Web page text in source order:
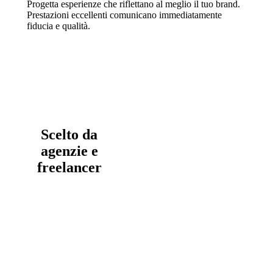
Progetta esperienze che riflettano al meglio il tuo brand.
Prestazioni eccellenti comunicano immediatamente
fiducia e qualità.
Scelto da
agenzie e
freelancer